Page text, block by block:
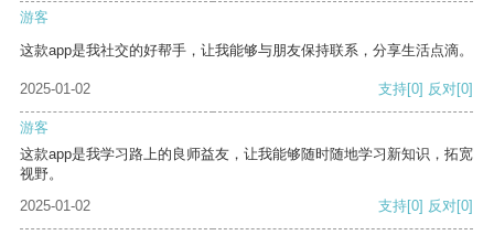
游客
这款app是我社交的好帮手，让我能够与朋友保持联系，分享生活点滴。
2025-01-02 支持[0] 反对[0]
游客
这款app是我学习路上的良师益友，让我能够随时随地学习新知识，拓宽
视野。
2025-01-02
支持[0] 反对[0]